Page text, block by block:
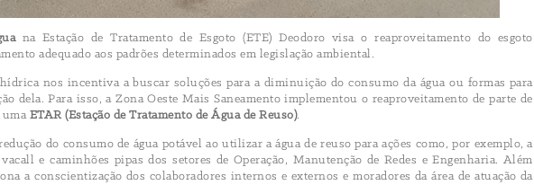
na Estação de Tratamento de Esgoto (ETE) Deodoro visa o reaproveitamento do esgoto
adequado aos padrões determinados em legislação ambiental.
nos incentiva a buscar soluções para a diminuição do consumo da água ou formas para
dela. Para isso, a Zona Oeste Mais Saneamento implementou o reaproveitamento de parte de
umaETAR (Estação de Tratamento de Água de Reuso).
do consumo de água potável ao utilizar a água de reuso para ações como, por exemplo, a
e caminhões pipas dos setores de Operação, Manutenção de Redes e Engenharia. Além
a conscientização dos colaboradores internos e externos e moradores da área de atuação da